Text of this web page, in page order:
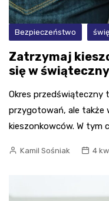
Bezpieczeństwo
Zatrzymaj
się w
Okres
przygotowań, ale także
kieszonkowców. W tym
Kamil Sośniak 4